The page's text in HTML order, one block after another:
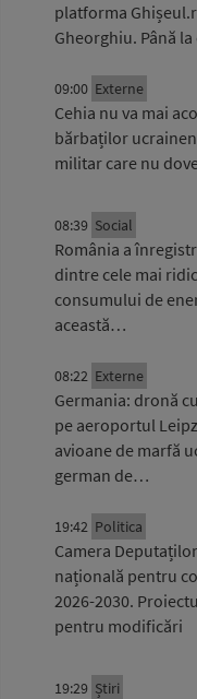
platforma
Gheorghiu. Până
09:00 Externe
Cehia nu va mai
bărbaților
militar care nu
08:39 Social
România a
dintre cele mai
consumului de
această…
08:22 Externe
Germania: dronă
pe aeroportul
avioane de marfă
german de…
19:42 Politica
Camera
națională pentru
2026-2030.
pentru modificări
19:29 Știri